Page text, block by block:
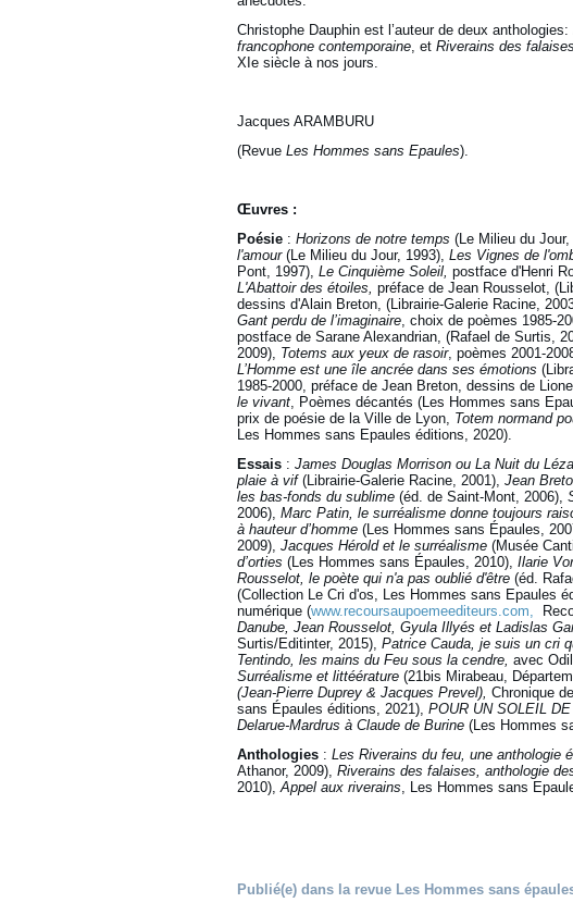
Christophe Dauphin est l’auteur de deux anthologies:
francophone contemporaine, et Riverains des
XIe siècle à nos jours.
Jacques ARAMBURU
(Revue Les Hommes sans Epaules).
Œuvres :
Poésie : Horizons de notre temps (Le Milieu du Jour,
l'amour (Le Milieu du Jour, 1993), Les Vignes de
Pont, 1997), Le Cinquième Soleil, postface d'Henri
L'Abattoir des étoiles, préface de Jean Rousselot,
dessins d'Alain Breton, (Librairie-Galerie Racine,
Gant perdu de l’imaginaire, choix de poèmes 1985-
postface de Sarane Alexandrian, (Rafael de Surtis,
2009), Totems aux yeux de rasoir, poèmes 2001-
L’Homme est une île ancrée dans ses émotions
1985-2000, préface de Jean Breton, dessins de
le vivant, Poèmes décantés (Les Hommes sans
prix de poésie de la Ville de Lyon, Totem normand
Les Hommes sans Epaules éditions, 2020).
Essais : James Douglas Morrison ou La Nuit du
plaie à vif (Librairie-Galerie Racine, 2001), Jean
les bas-fonds du sublime (éd. de Saint-Mont, 2006),
2006), Marc Patin, le surréalisme donne toujours
à hauteur d’homme (Les Hommes sans Épaules,
2009), Jacques Hérold et le surréalisme (Musée
d’orties (Les Hommes sans Épaules, 2010), Ilarie
Rousselot, le poète qui n'a pas oublié d'être (éd.
(Collection Le Cri d'os, Les Hommes sans Epaules
numérique (www.recoursaupoemeediteurs.com,
Danube, Jean Rousselot, Gyula Illyés et Ladislas
Surtis/Editinter, 2015), Patrice Cauda, je suis un cri
Tentindo, les mains du Feu sous la cendre, avec
Surréalisme et littéérature (21bis Mirabeau,
(Jean-Pierre Duprey & Jacques Prevel), Chronique
sans Épaules éditions, 2021), POUR UN SOLEIL
Delarue-Mardrus à Claude de Burine (Les Hommes
Anthologies : Les Riverains du feu, une anthologie
Athanor, 2009), Riverains des falaises, anthologie
2010),Appel aux riverains, Les Hommes sans
Publié(e) dans la revue Les Hommes sans